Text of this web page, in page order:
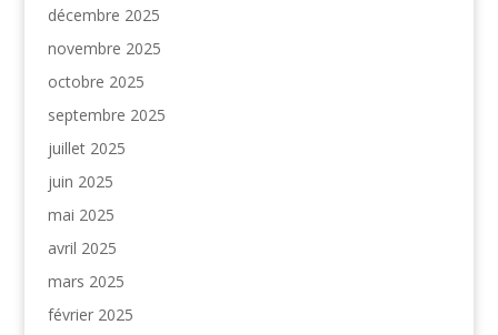
décembre 2025
novembre 2025
octobre 2025
septembre 2025
juillet 2025
juin 2025
mai 2025
avril 2025
mars 2025
février 2025